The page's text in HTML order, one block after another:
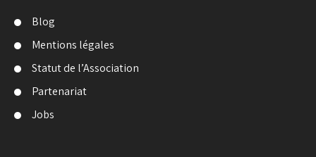
Blog
Mentions légales
Statut de l’Association
Partenariat
Jobs